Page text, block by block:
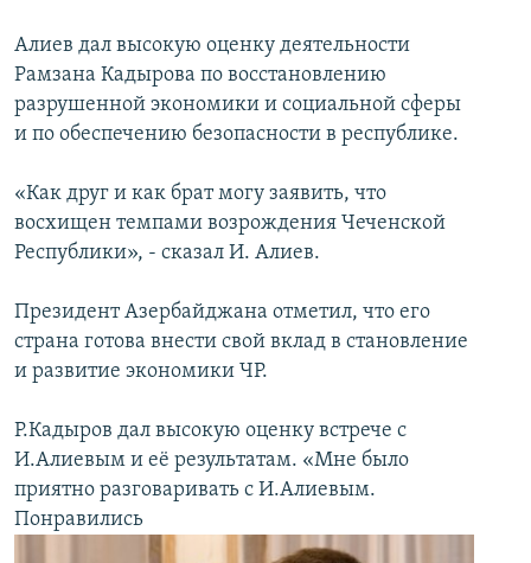
Алиев дал высокую оценку деятельности
Рамзана Кадырова по восстановлению
разрушенной экономики и социальной сферы
и по обеспечению безопасности в республике.
«Как друг и как брат могу заявить, что
восхищен темпами возрождения Чеченской
Республики», - сказал И. Алиев.
Президент Азербайджана отметил, что его
страна готова внести свой вклад в становление
и развитие экономики ЧР.
Р.Кадыров дал высокую оценку встрече с
И.Алиевым и её результатам. «Мне было
приятно разговаривать с И.Алиевым.
Понравились